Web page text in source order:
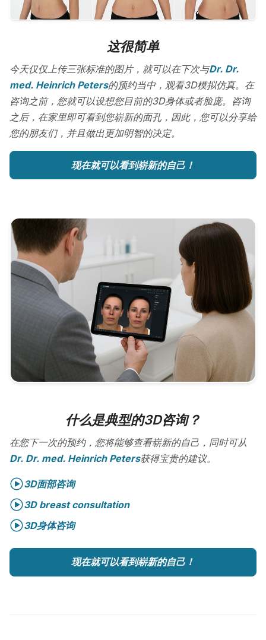
这很简单
今天仅仅上传三张标准的图片，就可以在下次与Dr. Dr.
med. Heinrich Peters的预约当中，观看3D模拟仿真。在
咨询之前，您就可以设想您目前的3D身体或者脸庞。咨询
之后，在家里即可看到您崭新的面孔，因此，您可以分享给
您的朋友们，并且做出更加明智的决定。
现在就可以看到崭新的自己！
什么是典型的3D咨询？
在您下一次的预约，您将能够查看崭新的自己，同时可从
Dr. Dr. med. Heinrich Peters获得宝贵的建议。
3D面部咨询
3D breast consultation
3D身体咨询
现在就可以看到崭新的自己！